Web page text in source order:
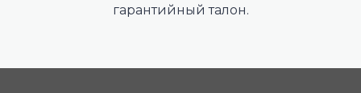
гарантийный талон.